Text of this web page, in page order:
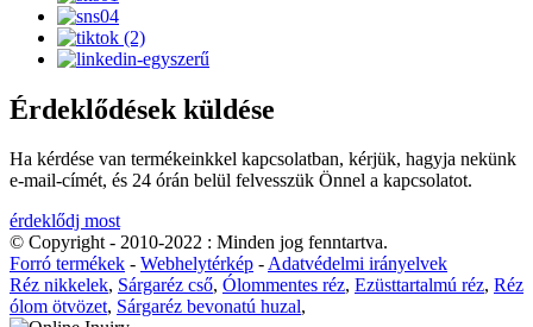
Érdeklődések küldése
Ha kérdése van termékeinkkel kapcsolatban, kérjük, hagyja nekünk
e-mail-címét, és 24 órán belül felvesszük Önnel a kapcsolatot.
érdeklődj most
© Copyright - 2010-2022 : Minden jog fenntartva.
Forró termékek - Webhelytérkép -Adatvédelmi irányelvek
Réz nikkelek, Sárgaréz cső, Ólommentes réz, Ezüsttartalmú réz, Réz
ólom ötvözet, Sárgaréz bevonatú huzal,